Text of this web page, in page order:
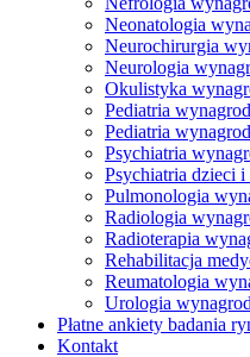
Neonatologia
Neurochirurgia
Neurologia
Okulistyka
Pediatria
Pediatria
Psychiatria
Psychiatria dzieci i
Pulmonologia
Radiologia
Radioterapia
Rehabilitacja
Reumatologia
Urologia
Płatne ankiety badania
Kontakt